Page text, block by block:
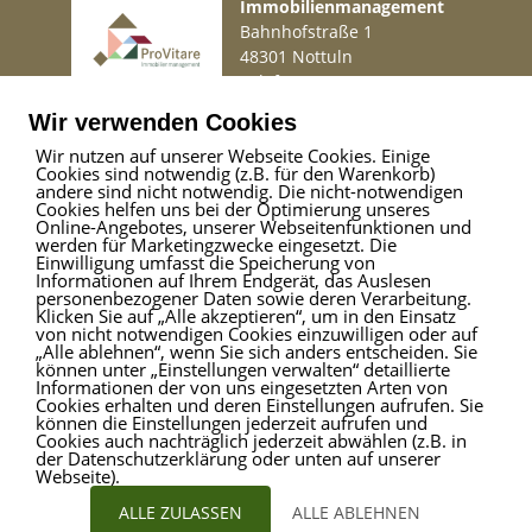
https://app.immoviewer.com/portal/tour/3102918?
accessKey=6732
Wir bitten um Verständnis dafür, dass wir aus Rücksicht auf den
Eigentümer erst einen Besichtigungstermin abstimmen,
nachdem der virtuelle Rundgang angeschaut wurde.
Die Objektbeschreibung beruht ganz oder zum Teil auf Angaben
des Eigentümers.
Wir bitten um Verständnis, dass wir für die Richtigkeit oder
Vollständigkeit keine Gewähr übernehmen können.
Sie überlegen Ihre Immobilie zu verkaufen oder zu vermieten?
Als überregionales Immobiliennetzwerk bieten wir Ihnen die
besten Möglichkeiten zur Vermarktung Ihrer Immobilie. Unser
Team besteht aus regionalen, erfahrenen Immobilienexperten,
bieten Ihnen unseren kompletten Service rund um die Immobilie
Immobilienmanagement
Bahnhofstraße 1
48301 Nottuln
Telefon02509 99 49 871
Impressum|Haftungsausschluss|Datenschutz
ProVitare Commercial
GmbH
Bahnhofstraße 1
48301 Nottuln
Telefon02509 99 49 871
Mailinfo@provitare.de
Wir verwenden Cookies
Wir nutzen auf unserer Webseite Cookies. Einige
Cookies sind notwendig (z.B. für den Warenkorb)
andere sind nicht notwendig. Die nicht-notwendigen
Cookies helfen uns bei der Optimierung unseres
Online-Angebotes, unserer Webseitenfunktionen und
werden für Marketingzwecke eingesetzt. Die
Einwilligung umfasst die Speicherung von
Informationen auf Ihrem Endgerät, das Auslesen
personenbezogener Daten sowie deren Verarbeitung.
Klicken Sie auf „Alle akzeptieren“, um in den Einsatz
von nicht notwendigen Cookies einzuwilligen oder auf
„Alle ablehnen“, wenn Sie sich anders entscheiden. Sie
können unter „Einstellungen verwalten“ detaillierte
Informationen der von uns eingesetzten Arten von
Cookies erhalten und deren Einstellungen aufrufen. Sie
können die Einstellungen jederzeit aufrufen und
Cookies auch nachträglich jederzeit abwählen (z.B. in
der Datenschutzerklärung oder unten auf unserer
Webseite).
ALLE ZULASSEN ALLE ABLEHNEN